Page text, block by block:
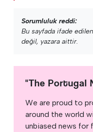
Sorumluluk reddi:
Bu sayfada ifade
değil, yazara aittir.
"The Portugal
We are proud to
around the world
unbiased news for